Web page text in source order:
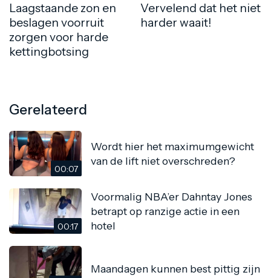
Laagstaande zon en
beslagen voorruit
zorgen voor harde
kettingbotsing
Vervelend dat het niet
harder waait!
Gerelateerd
00:07
Wordt hier het maximumgewicht
van de lift niet overschreden?
00:17
Voormalig NBA’er Dahntay Jones
betrapt op ranzige actie in een
hotel
Maandagen kunnen best pittig zijn